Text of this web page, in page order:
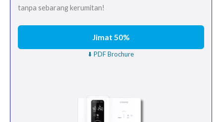
tanpa sebarang kerumitan!
Jimat 50%
⬇️ PDF Brochure